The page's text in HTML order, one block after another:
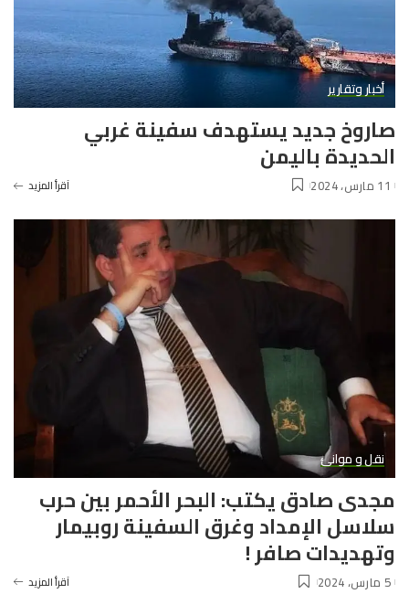
أخبار وتقارير
صاروخ جديد يستهدف سفينة غربي
الحديدة باليمن
11 مارس، 2024 آقرأ المزيد
نقل و موانئ
مجدى صادق يكتب: البحر الأحمر بين حرب
سلاسل الإمداد وغرق السفينة روبيمار
وتهديدات صافر !
5 مارس، 2024 آقرأ المزيد